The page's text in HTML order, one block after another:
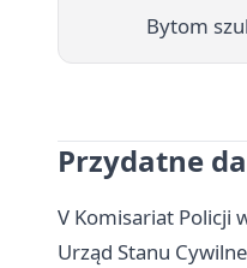
Bytom
Przydatne
V Komisariat Policji
Urząd Stanu